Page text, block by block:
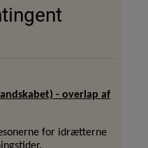
- overlap af
for idrætterne